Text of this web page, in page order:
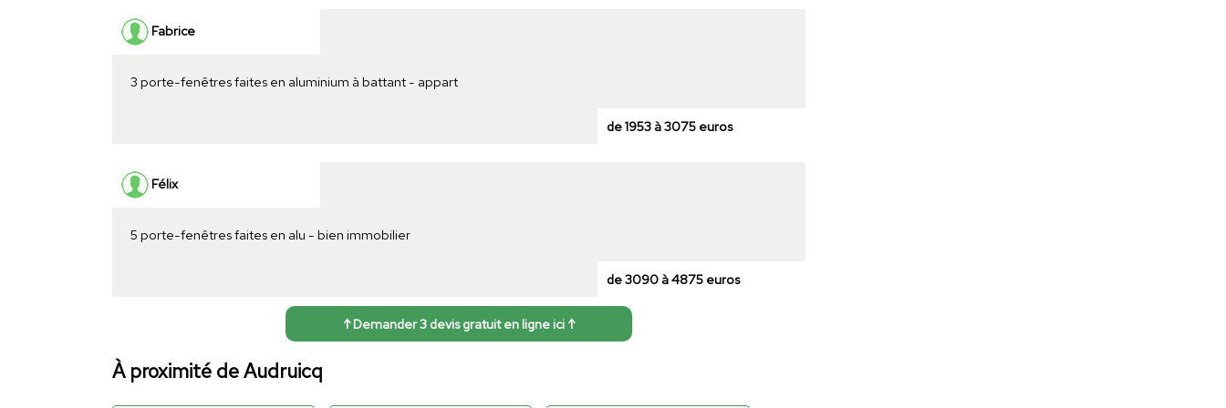
Fabrice
3 porte-fenêtres faites en aluminium à battant - appart
de 1953 à 3075 euros
Félix
5 porte-fenêtres faites en alu - bien immobilier
de 3090 à 4875 euros
↑ Demander 3 devis gratuit en ligne ici ↑
À proximité de Audruicq